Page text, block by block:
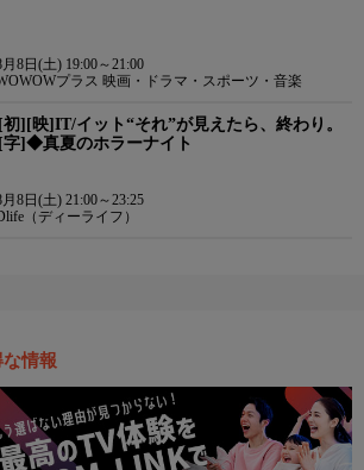
月8日(土) 19:00～21:00
プラス 映画・ドラマ・スポーツ・音楽
[初][映]IT/イット“それ”が見えたら、終わり。
[字]◆真夏のホラーナイト
月8日(土) 21:00～23:25
（ディーライフ）
情報